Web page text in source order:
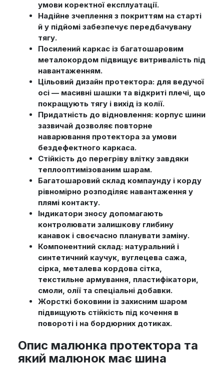
умови коректної експлуатації.
Надійне зчеплення з покриттям на старті
й у підйомі забезпечує передбачувану
тягу.
Посилений каркас із багатошаровим
металокордом підвищує витривалість під
навантаженням.
Цільовий дизайн протектора: для ведучої
осі — масивні шашки та відкриті плечі, що
покращують тягу і вихід із колії.
Придатність до відновлення: корпус шини
зазвичай дозволяє повторне
наварювання протектора за умови
бездефектного каркаса.
Стійкість до перегріву влітку завдяки
теплооптимізованим шарам.
Багатошаровий склад компаунду і корду
рівномірно розподіляє навантаження у
плямі контакту.
Індикатори зносу допомагають
контролювати залишкову глибину
канавок і своєчасно планувати заміну.
Компонентний склад: натуральний і
синтетичний каучук, вуглецева сажа,
сірка, металева кордова сітка,
текстильне армування, пластифікатори,
смоли, олії та спеціальні добавки.
Жорсткі боковини із захисним шаром
підвищують стійкість під кочення в
повороті і на бордюрних дотиках.
Опис малюнка протектора та
який малюнок має шина